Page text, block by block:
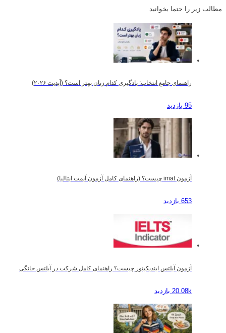
مطالب زیر را حتما بخوانید
راهنمای جامع انتخاب: یادگیری کدام زبان بهتر است؟ (آپدیت ۲۰۲۶)
95 بازدید
آزمون imat چیست؟ (راهنمای کامل آزمون آیمت ایتالیا)
653 بازدید
آزمون آیلتس ایندیکیتور چیست؟ راهنمای کامل شرکت در آیلتس خانگی
20.08k بازدید